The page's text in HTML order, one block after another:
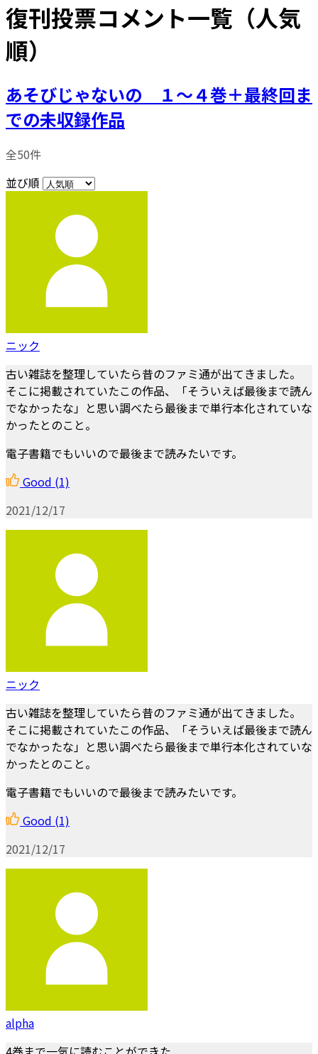
復刊投票コメント一覧（人気
順）
あそびじゃないの １～４巻＋最終回ま
での未収録作品
全50件
並び順
ニック
古い雑誌を整理していたら昔のファミ通が出てきました。
そこに掲載されていたこの作品、「そういえば最後まで読ん
でなかったな」と思い調べたら最後まで単行本化されていな
かったとのこと。
電子書籍でもいいので最後まで読みたいです。
Good (1)
2021/12/17
ニック
古い雑誌を整理していたら昔のファミ通が出てきました。
そこに掲載されていたこの作品、「そういえば最後まで読ん
でなかったな」と思い調べたら最後まで単行本化されていな
かったとのこと。
電子書籍でもいいので最後まで読みたいです。
Good (1)
2021/12/17
alpha